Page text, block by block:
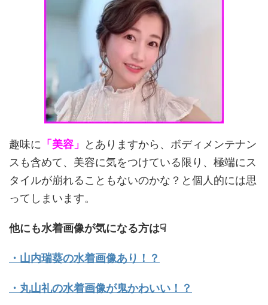
趣味に 「美容」
とありますから、ボディメンテナン
スも含めて、美容に気をつけている限り、極端にス
タイルが崩れることもないのかな？と個人的には思
ってしまいます。
他にも水着画像が気になる方は☟
・山内瑞葵の水着画像あり！？
・丸山礼の水着画像が鬼かわいい！？